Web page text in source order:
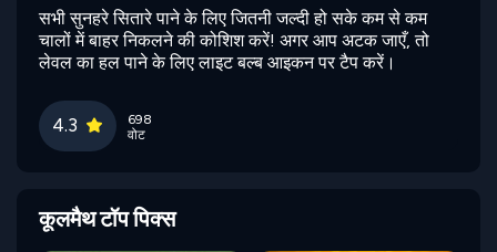
सभी सुनहरे सितारे पाने के लिए जितनी जल्दी हो सके कम से कम
चालों में बाहर निकलने की कोशिश करें! अगर आप अटक जाएँ, तो
लेवल का हल पाने के लिए लाइट बल्ब आइकन पर टैप करें।
4.3
698
वोट
कूलमैथ टॉप पिक्स